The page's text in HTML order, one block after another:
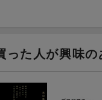
った人が興味の